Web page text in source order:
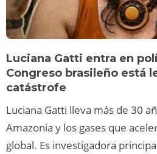
Luciana Gatti entra en
Congreso brasileño está
catástrofe
Luciana Gatti lleva más de 30
Amazonia y los gases que
global. Es investigadora